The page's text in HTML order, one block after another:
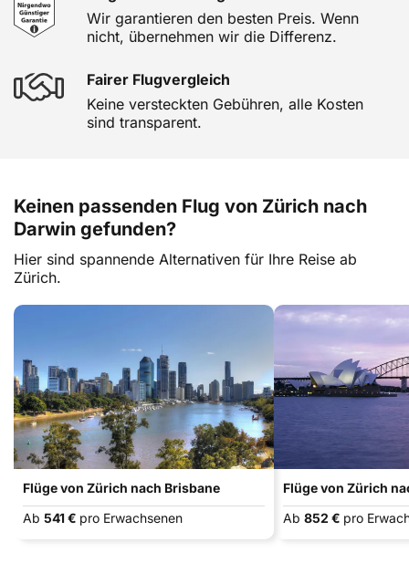
Wir garantieren den besten Preis. Wenn
nicht, übernehmen wir die Differenz.
Fairer Flugvergleich
Keine versteckten Gebühren, alle Kosten
sind transparent.
Keinen passenden Flug von Zürich nach
Darwin gefunden?
Hier sind spannende Alternativen für Ihre Reise ab
Zürich.
Flüge von Zürich nach Brisbane
Ab 541 € pro Erwachsenen
Flüge von Zürich
Ab 852 € pro